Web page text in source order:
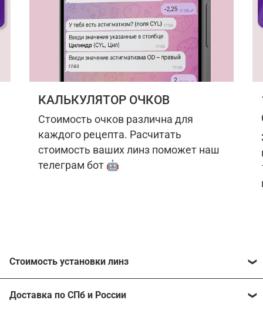
КАЛЬКУЛЯТОР ОЧКОВ
Стоимость очков различна для
каждого рецепта. Расчитать
стоимость ваших линз поможет наш
телеграм бот 🤖
Стоимость установки линз
Расчитать стоимость ваших линз поможет
Доставка по СПб и России